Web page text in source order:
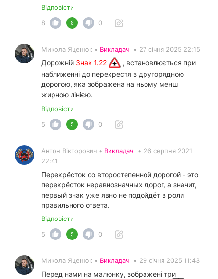
Відповісти
8
8 0
Микола Яценюк • Викладач • 27 січня 2025 22:15
Дорожній Знак 1.22
, встановлюється при
наближенні до перехрестя з другорядною
дорогою, яка зображена на ньому менш
жирною лінією.
Відповісти
5
5 0
Антон Вікторович • Викладач • 26 серпня 2021
22:41
Перекрёсток со второстепенной дорогой - это
перекрёсток неравнозначных дорог, а значит,
первый знак уже явно не подойдёт в роли
правильного ответа.
Відповісти
5
5 0
Микола Яценюк • Викладач • 29 січня 2025 11:43
Перед нами на малюнку, зображені три